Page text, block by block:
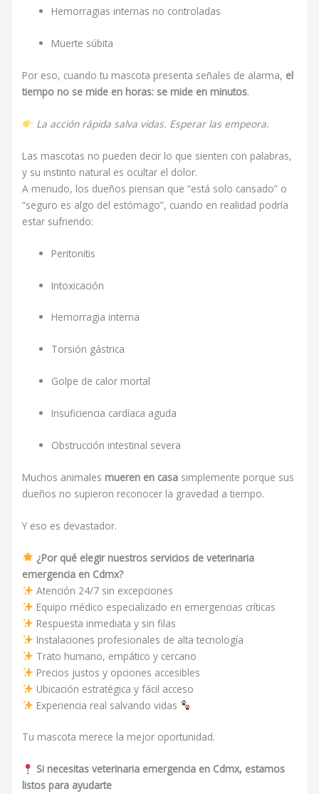
Hemorragias internas no controladas
Muerte súbita
Por eso, cuando tu mascota presenta señales de alarma, el
tiempo no se mide en horas: se mide en minutos.
La acción rápida salva vidas. Esperar las empeora.
Las mascotas no pueden decir lo que sienten con palabras,
y su instinto natural es ocultar el dolor.
A menudo, los dueños piensan que “está solo cansado” o
“seguro es algo del estómago”, cuando en realidad podría
estar sufriendo:
Peritonitis
Intoxicación
Hemorragia interna
Torsión gástrica
Golpe de calor mortal
Insuficiencia cardíaca aguda
Obstrucción intestinal severa
Muchos animales mueren en casa simplemente porque sus
dueños no supieron reconocer la gravedad a tiempo.
Y eso es devastador.
¿Por qué elegir nuestros servicios de veterinaria
emergencia en Cdmx?
Atención 24/7 sin excepciones
Equipo médico especializado en emergencias críticas
Respuesta inmediata y sin filas
Instalaciones profesionales de alta tecnología
Trato humano, empático y cercano
Precios justos y opciones accesibles
Ubicación estratégica y fácil acceso
Experiencia real salvando vidas
Tu mascota merece la mejor oportunidad.
Si necesitas veterinaria emergencia en Cdmx, estamos
listos para ayudarte